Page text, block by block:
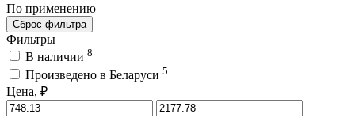
По применению
Сброс фильтра
Фильтры
В наличии 8
Произведено в Беларуси 5
Цена, ₽